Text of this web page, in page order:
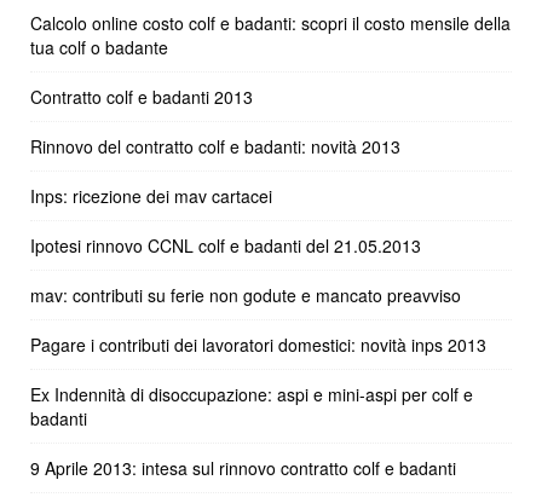
Calcolo online costo colf e badanti: scopri il costo mensile della
tua colf o badante
Contratto colf e badanti 2013
Rinnovo del contratto colf e badanti: novità 2013
Inps: ricezione dei mav cartacei
Ipotesi rinnovo CCNL colf e badanti del 21.05.2013
mav: contributi su ferie non godute e mancato preavviso
Pagare i contributi dei lavoratori domestici: novità inps 2013
Ex Indennità di disoccupazione: aspi e mini-aspi per colf e
badanti
9 Aprile 2013: intesa sul rinnovo contratto colf e badanti